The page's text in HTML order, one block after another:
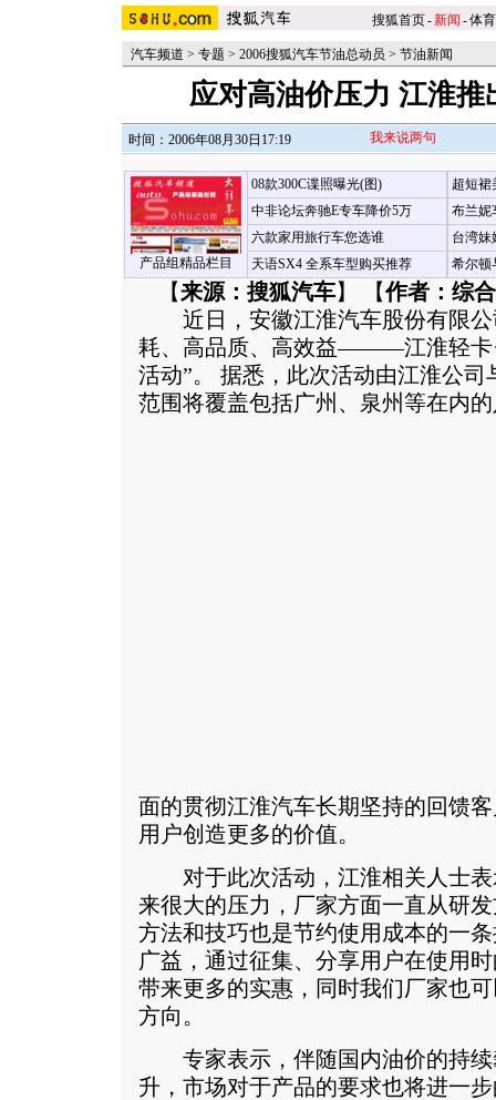
搜狐首页-新闻 -体育
汽车频道 > 专题 > 2006搜狐汽车节油总动员 > 节油新闻
应对高油价压力 江淮
时间：2006年08月30日17:19 我来说两句
产品组精品栏目
08款300C谍照曝光(图)
中非论坛奔驰E专车降价5万
六款家用旅行车您选谁
天语SX4 全系车型购买推荐
超短裙
布兰妮
台湾妹
希尔顿
【来源：搜狐汽车】 【作者：综
近日，安徽江淮汽车股份有限公
耗、高品质、高效益———江淮轻卡
活动”。 据悉，此次活动由江淮公
范围将覆盖包括广州、泉州等在内
面的贯彻江淮汽车长期坚持的回馈
用户创造更多的价值。
对于此次活动，江淮相关人士表
来很大的压力，厂家方面一直从研
方法和技巧也是节约使用成本的一
广益，通过征集、分享用户在使用
带来更多的实惠，同时我们厂家也
方向。
专家表示，伴随国内油价的持续
升，市场对于产品的要求也将进一